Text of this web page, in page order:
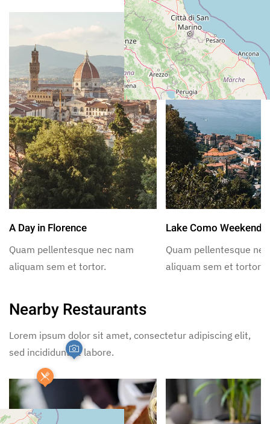
A Day in Florence
Quam pellentesque nec nam
aliquam sem et tortor.
Lake Como Weekend
Quam pellentesque
aliquam sem et tortor.
Nearby Restaurants
Lorem ipsum dolor sit amet, consectetur adipiscing elit,
sed incididunt ut labore.